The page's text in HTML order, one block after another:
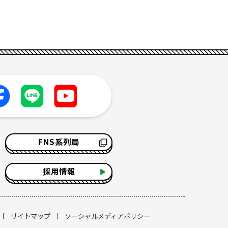
FNS系列局
採用情報
サイトマップ ソーシャルメディアポリシー